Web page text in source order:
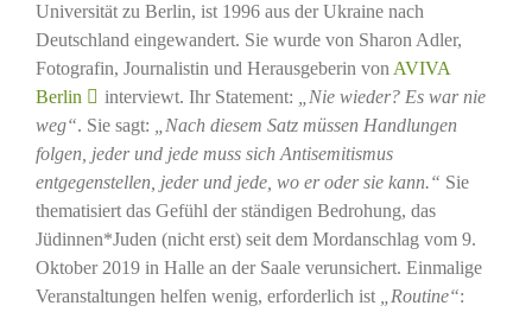
Universität zu Berlin, ist 1996 aus der Ukraine nach
Deutschland eingewandert. Sie wurde von Sharon Adler,
Fotografin, Journalistin und Herausgeberin von AVIVA
Berlin
interviewt. Ihr Statement:
„Nie wieder? Es war nie
weg“. Sie sagt:
„Nach diesem Satz müssen Handlungen
folgen, jeder und jede muss sich Antisemitismus
entgegenstellen, jeder und jede, wo er oder sie kann.“ Sie
thematisiert das Gefühl der ständigen Bedrohung, das
Jüdinnen*Juden (nicht erst) seit dem Mordanschlag vom 9.
Oktober 2019 in Halle an der Saale verunsichert. Einmalige
Veranstaltungen helfen wenig, erforderlich ist
„Routine“: